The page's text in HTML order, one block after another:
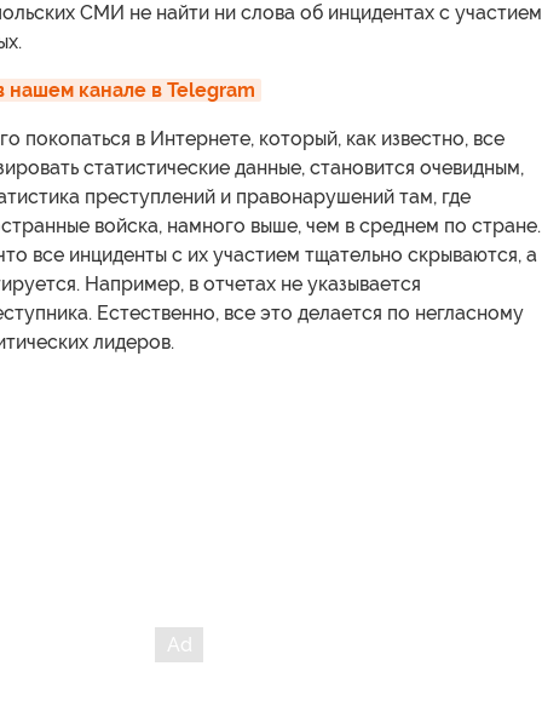
СМИ не найти ни слова об инцидентах с участием
канале в Telegram
покопаться в Интернете, который, как известно, все
статистические данные, становится очевидным,
преступлений и правонарушений там, где
войска, намного выше, чем в среднем по стране.
все инциденты с их участием тщательно скрываются, а
Например, в отчетах не указывается
Естественно, все это делается по негласному
лидеров.